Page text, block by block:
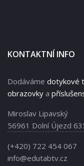
KONTAKTNÍ INFO
Dodáváme dotykové
obrazovky a
Miroslav Lipavský
56961 Dolní Újezd
(+420) 722 454 067
info@edutabtv.cz